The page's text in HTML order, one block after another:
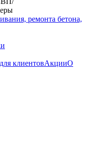
ремонта бетона,
клиентовАкцииО